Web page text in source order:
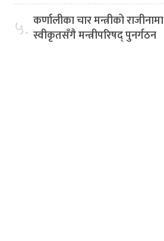
५. कर्णालीका चार मन्त्रीको राजीनामा
स्वीकृतसँगै मन्त्रीपरिषद् पुनर्गठन